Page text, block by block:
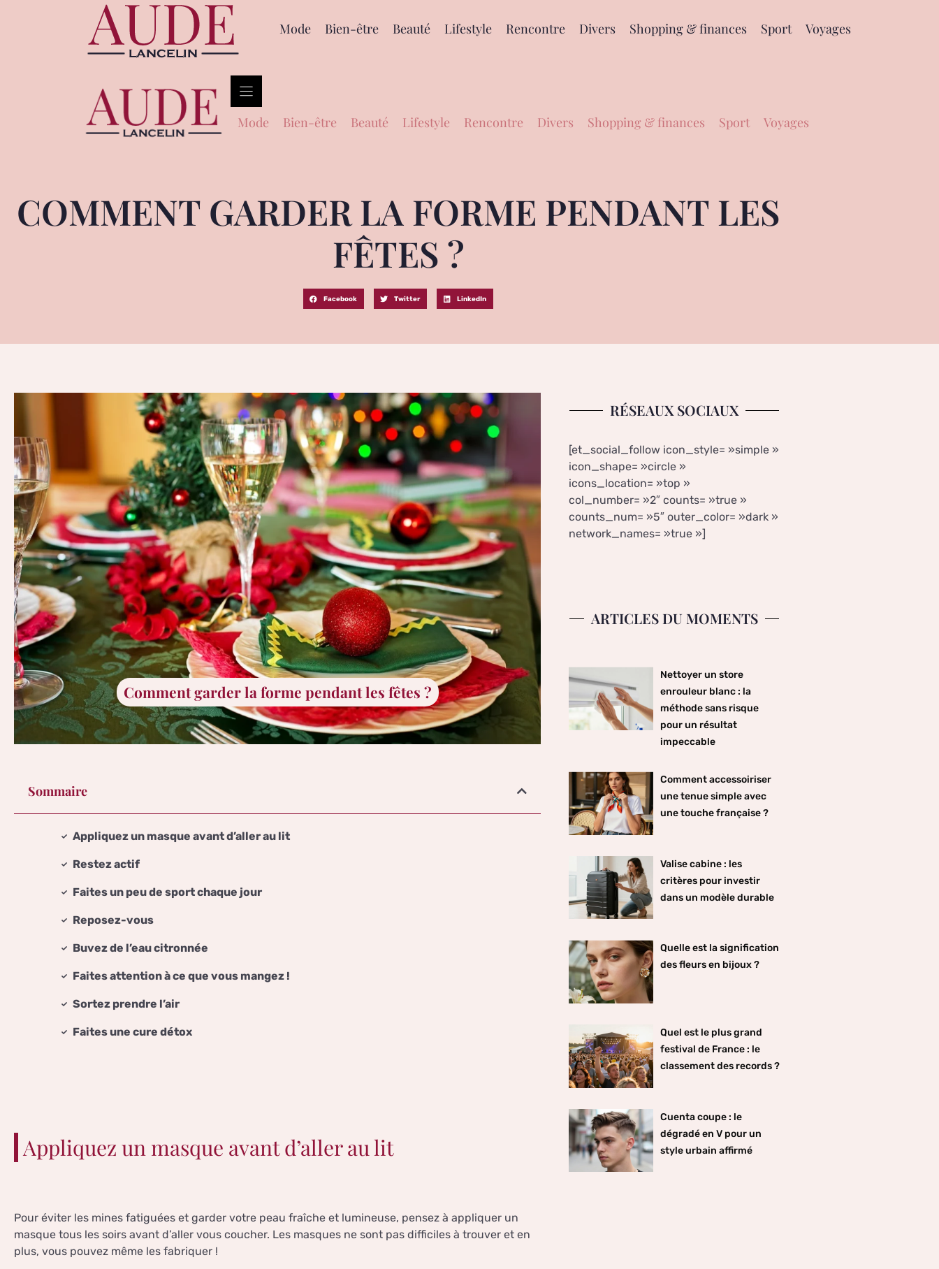
Mode Bien-être Beauté Lifestyle Rencontre Divers Shopping & finances Sport Voyages
Mode Bien-être Beauté Lifestyle Rencontre Divers Shopping & finances Sport Voyages
COMMENT GARDER LA FORME PENDANT LES
FÊTES ?
Facebook Twitter LinkedIn
Comment garder la forme pendant les fêtes ?
Sommaire
Appliquez un masque avant d’aller au lit
Restez actif
Faites un peu de sport chaque jour
Reposez-vous
Buvez de l’eau citronnée
Faites attention à ce que vous mangez !
Sortez prendre l’air
Faites une cure détox
Appliquez un masque avant d’aller au lit
Pour éviter les mines fatiguées et garder votre peau fraîche et lumineuse, pensez à appliquer un
masque tous les soirs avant d’aller vous coucher. Les masques ne sont pas difficiles à trouver et en
plus, vous pouvez même les fabriquer !
RÉSEAUX SOCIAUX
[et_social_follow icon_style= »simple »
icon_shape= »circle »
icons_location= »top »
col_number= »2″ counts= »true »
counts_num= »5″ outer_color= »dark »
network_names= »true »]
ARTICLES DU MOMENTS
Nettoyer un store
enrouleur blanc : la
méthode sans risque
pour un résultat
impeccable
Comment accessoiriser
une tenue simple avec
une touche française ?
Valise cabine : les
critères pour investir
dans un modèle durable
Quelle est la signification
des fleurs en bijoux ?
Quel est le plus grand
festival de France : le
classement des records ?
Cuenta coupe : le
dégradé en V pour un
style urbain affirmé